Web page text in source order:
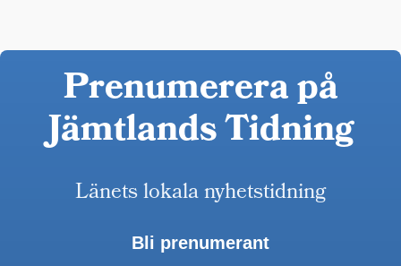
Prenumerera på
Jämtlands Tidning
Länets lokala nyhetstidning
Bli prenumerant